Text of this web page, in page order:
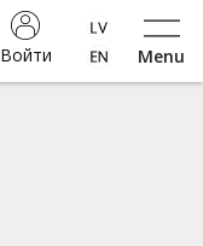
Menu
Войти